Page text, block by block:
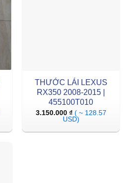
THƯỚC LÁI LEXUS
RX350 2008-2015 |
455100T010
3.150.000 ₫ ( ~ 128.57
USD)